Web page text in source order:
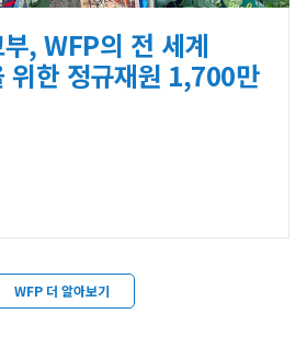
, WFP의 전 세계
위한 정규재원 1,700만
WFP 더 알아보기